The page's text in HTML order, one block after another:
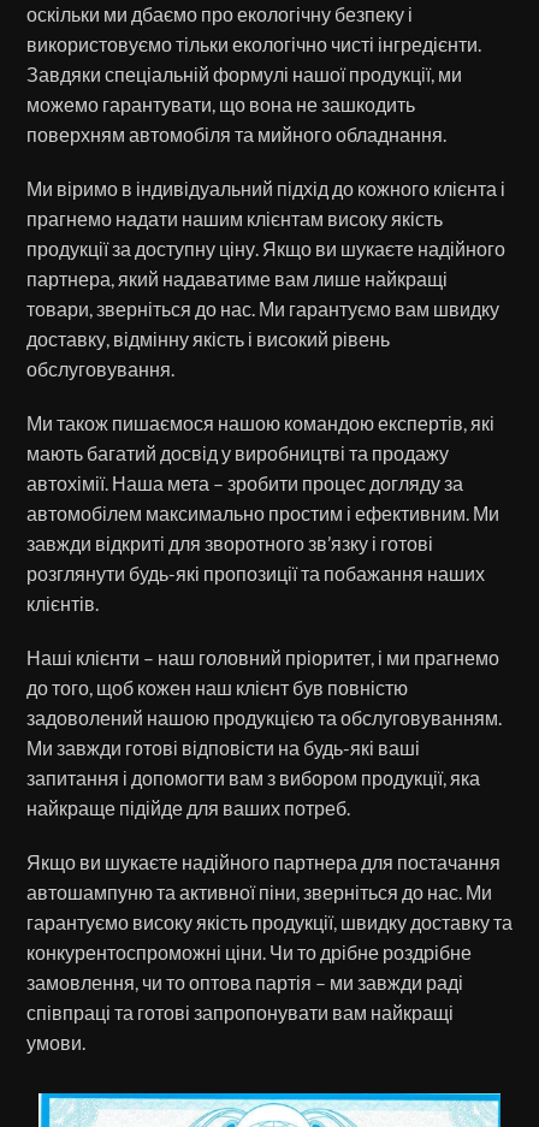
оскільки ми дбаємо про екологічну безпеку і
використовуємо тільки екологічно чисті інгредієнти.
Завдяки спеціальній формулі нашої продукції, ми
можемо гарантувати, що вона не зашкодить
поверхням автомобіля та мийного обладнання.
Ми віримо в індивідуальний підхід до кожного клієнта і
прагнемо надати нашим клієнтам високу якість
продукції за доступну ціну. Якщо ви шукаєте надійного
партнера, який надаватиме вам лише найкращі
товари, зверніться до нас. Ми гарантуємо вам швидку
доставку, відмінну якість і високий рівень
обслуговування.
Ми також пишаємося нашою командою експертів, які
мають багатий досвід у виробництві та продажу
автохімії. Наша мета – зробити процес догляду за
автомобілем максимально простим і ефективним. Ми
завжди відкриті для зворотного зв’язку і готові
розглянути будь-які пропозиції та побажання наших
клієнтів.
Наші клієнти – наш головний пріоритет, і ми прагнемо
до того, щоб кожен наш клієнт був повністю
задоволений нашою продукцією та обслуговуванням.
Ми завжди готові відповісти на будь-які ваші
запитання і допомогти вам з вибором продукції, яка
найкраще підійде для ваших потреб.
Якщо ви шукаєте надійного партнера для постачання
автошампуню та активної піни, зверніться до нас. Ми
гарантуємо високу якість продукції, швидку доставку та
конкурентоспроможні ціни. Чи то дрібне роздрібне
замовлення, чи то оптова партія – ми завжди раді
співпраці та готові запропонувати вам найкращі
умови.